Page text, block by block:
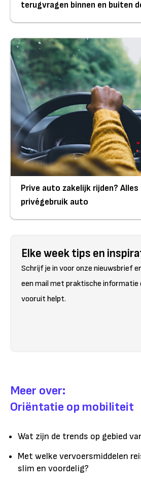
terugvragen binnen en buiten
Prive auto zakelijk rijden?
privégebruik auto
Elke week tips en
Schrijf je in voor onze nieuwsbrief
een mail met praktische informatie
vooruit helpt.
Meer over:
Oriëntatie op mobiliteit
Wat zijn de trends op gebied
Met welke vervoersmiddelen
slim en voordelig?